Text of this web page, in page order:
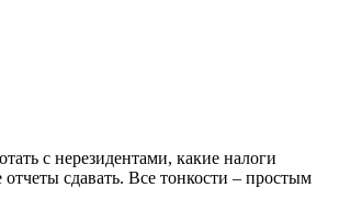
с нерезидентами, какие налоги
отчеты сдавать. Все тонкости – простым